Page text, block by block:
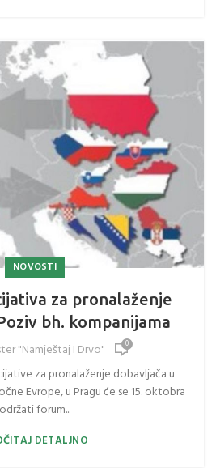
NOVOSTI
za pronalaženje
bh. kompanijama
"Namještaj I Drvo"
0
za pronalaženje dobavljača u
Evrope, u Pragu će se 15. oktobra
održati forum...
DETALJNO